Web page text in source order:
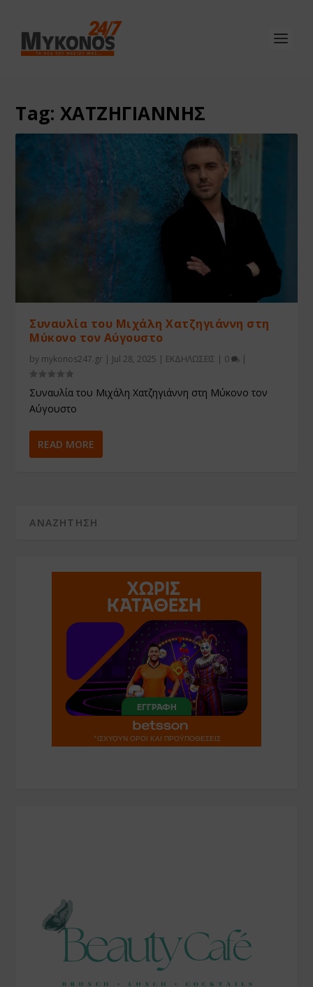
Tag: ΧΑΤΖΗΓΙΑΝΝΗΣ
Συναυλία του Μιχάλη Χατζηγιάννη στη
Μύκονο τον Αύγουστο
by mykonos247.gr | Jul 28, 2025 | ΕΚΔΗΛΩΣΕΙΣ | 0 |
Συναυλία του Μιχάλη Χατζηγιάννη στη Μύκονο τον
Αύγουστο
READ MORE